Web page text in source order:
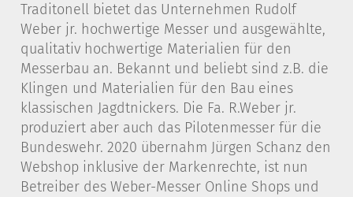
Traditonell bietet das Unternehmen Rudolf
Weber jr. hochwertige Messer und ausgewählte,
qualitativ hochwertige Materialien für den
Messerbau an. Bekannt und beliebt sind z.B. die
Klingen und Materialien für den Bau eines
klassischen Jagdtnickers. Die Fa. R.Weber jr.
produziert aber auch das Pilotenmesser für die
Bundeswehr. 2020 übernahm Jürgen Schanz den
Webshop inklusive der Markenrechte, ist nun
Betreiber des Weber-Messer Online Shops und